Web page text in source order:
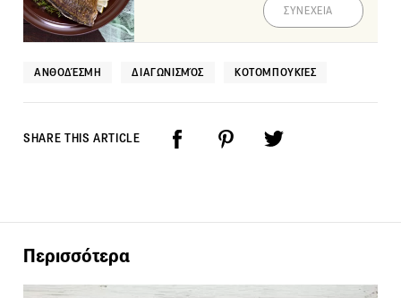
ΣΥΝΕΧΕΙΑ
ΑΝΘΟΔΈΣΜΗ ΔΙΑΓΩΝΙΣΜΌΣ ΚΟΤΟΜΠΟΥΚΙΈΣ
SHARE THIS ARTICLE
Περισσότερα